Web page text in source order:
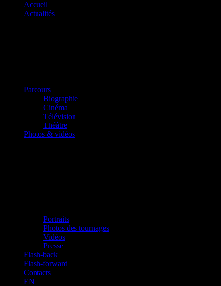
Accueil
Actualités
Parcours
Biographie
Cinéma
Télévision
Théâtre
Photos & vidéos
Portraits
Photos des tournages
Vidéos
Presse
Flash-back
Flash-forward
Contacts
EN